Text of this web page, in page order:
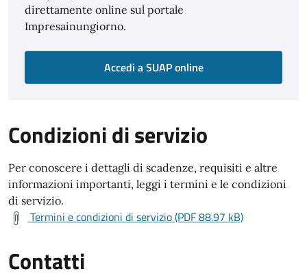
direttamente online sul portale
Impresainungiorno.
Accedi a SUAP online
Condizioni di servizio
Per conoscere i dettagli di scadenze, requisiti e altre
informazioni importanti, leggi i termini e le condizioni
di servizio.
Termini e condizioni di servizio (PDF 88.97 kB)
Contatti